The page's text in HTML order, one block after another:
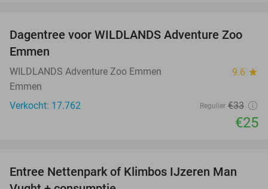
24%
Dagentree voor WILDLANDS Adventure Zoo
Emmen
WILDLANDS Adventure Zoo Emmen 9.6 star
Emmen
Verkocht: 17.762
Regulier €33
€25
29%
Entree Nettenpark of Klimbos IJzeren Man